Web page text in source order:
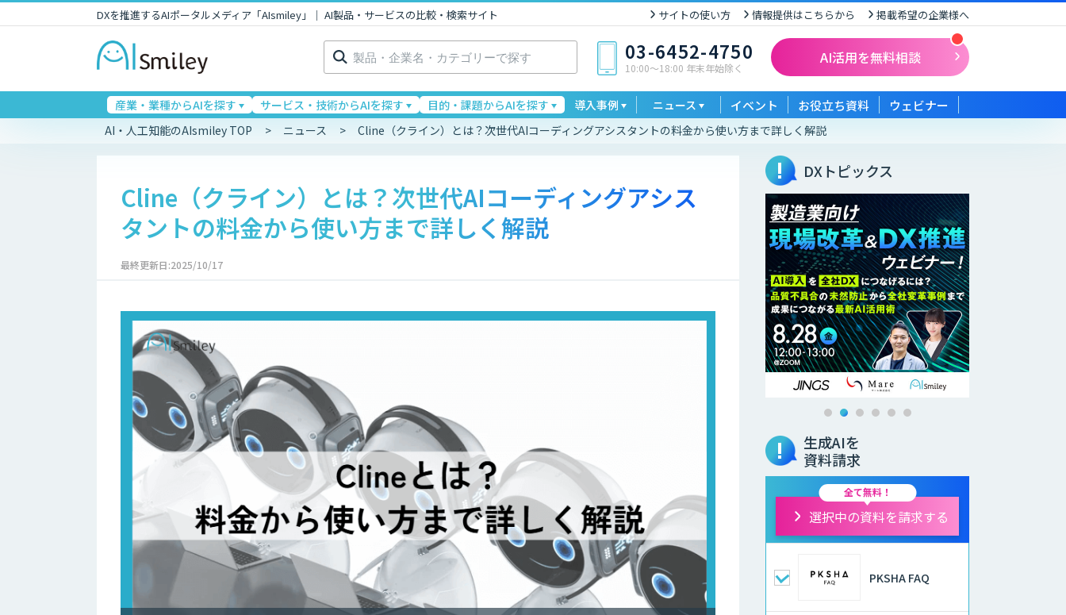
DXを推進するAIポータルメディア「AIsmiley」｜ AI製品・サービスの比較・検索サイト サイトの使い方 情報提供はこちらから 掲載希望の企業様へ
検
索: 03-6452-4750
10:00〜18:00 年末年始除く
AI活用を無料相談
産業・業種からAIを探す サービス・技術からAIを探す 目的・課題からAIを探す 導入事例 ニュース イベント お役立ち資料 ウェビナー
AI・人工知能のAIsmiley TOP ニュース Cline（クライン）とは？次世代AIコーディングアシスタントの料金から使い方まで詳しく解説
Cline（クライン）とは？次世代AIコーディングアシス
タントの料金から使い方まで詳しく解説
最終更新日:2025/10/17
DXトピックス
生成AIを
資料請求
全て無料！
選択中の資料を請求する
PKSHA FAQ